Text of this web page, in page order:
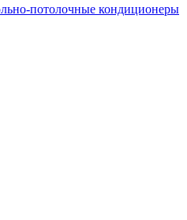
потолочные кондиционеры